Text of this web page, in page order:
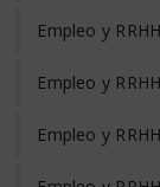
Empleo y
Empleo y
Empleo y